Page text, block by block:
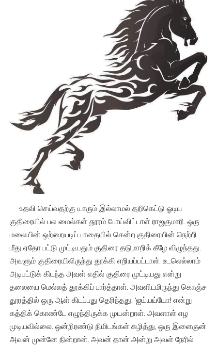
உதவி செய்வதற்கு யாரும் இல்லாமல் தறிகெட்டு ஓடிய
குதிரையில் பல மைல்கள் தூரம் போய்விட்டாள் ராஜகுமாரி. ஒரு
மலையின் ஒற்றையடிப் பாதையில் சென்ற குதிரையின் நெற்றி
மீது ஏதோ பட்டு முட்டியதும் குதிரை தடுமாறிக் கீழே விழுந்தது.
அவளும் குதிரையிலிருந்து தூக்கி எறியப்பட்டாள். உடலெல்லாம்
அடிபட்டுக் கிடந்த அவள் எதில் குதிரை முட்டியது என்று
தலையை மெல்லத் தூக்கிப் பார்த்தாள். அவளிடமிருந்து கொஞ்ச
தூரத்தில் ஒரு ஆள் கிடப்பது தெரிந்தது. ‘ஐய்யய்யோ! என்று
கத்திக் கொண்டே எழுந்திருக்க முயன்றாள். அவளாள் எழ
முடியவில்லை. ஒன்றிரண்டு நிமிடங்கள் கழித்து, ஒரு இளைஞன்
அவன் முன்னே நின்றான். அவன் தான் அன்று அவள் நேரில்